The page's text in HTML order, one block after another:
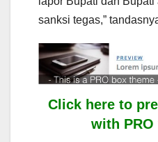
sanksi tegas,”
Click here to
with PRO